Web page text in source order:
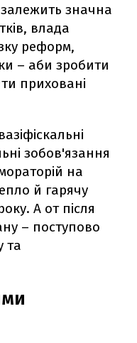
залежить значна
влада
реформ,
– аби зробити
приховані
зобов'язання
на
й гарячу
А от після
– поступово
та